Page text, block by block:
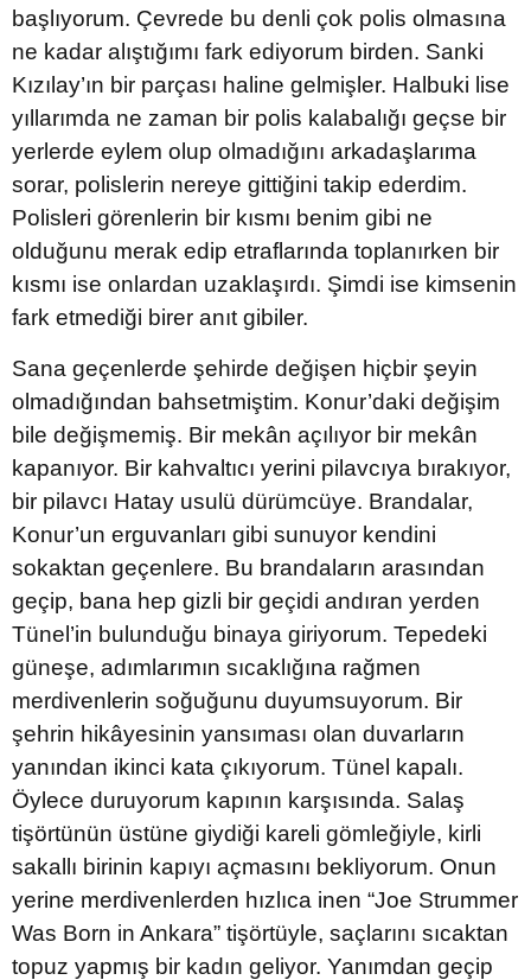
başlıyorum. Çevrede bu denli çok polis olmasına
ne kadar alıştığımı fark ediyorum birden. Sanki
Kızılay’ın bir parçası haline gelmişler. Halbuki lise
yıllarımda ne zaman bir polis kalabalığı geçse bir
yerlerde eylem olup olmadığını arkadaşlarıma
sorar, polislerin nereye gittiğini takip ederdim.
Polisleri görenlerin bir kısmı benim gibi ne
olduğunu merak edip etraflarında toplanırken bir
kısmı ise onlardan uzaklaşırdı. Şimdi ise kimsenin
fark etmediği birer anıt gibiler.
Sana geçenlerde şehirde değişen hiçbir şeyin
olmadığından bahsetmiştim. Konur’daki değişim
bile değişmemiş. Bir mekân açılıyor bir mekân
kapanıyor. Bir kahvaltıcı yerini pilavcıya bırakıyor,
bir pilavcı Hatay usulü dürümcüye. Brandalar,
Konur’un erguvanları gibi sunuyor kendini
sokaktan geçenlere. Bu brandaların arasından
geçip, bana hep gizli bir geçidi andıran yerden
Tünel’in bulunduğu binaya giriyorum. Tepedeki
güneşe, adımlarımın sıcaklığına rağmen
merdivenlerin soğuğunu duyumsuyorum. Bir
şehrin hikâyesinin yansıması olan duvarların
yanından ikinci kata çıkıyorum. Tünel kapalı.
Öylece duruyorum kapının karşısında. Salaş
tişörtünün üstüne giydiği kareli gömleğiyle, kirli
sakallı birinin kapıyı açmasını bekliyorum. Onun
yerine merdivenlerden hızlıca inen “Joe Strummer
Was Born in Ankara” tişörtüyle, saçlarını sıcaktan
topuz yapmış bir kadın geliyor. Yanımdan geçip